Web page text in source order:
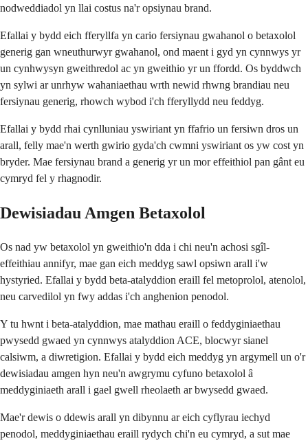
nodweddiadol yn llai costus na'r opsiynau brand.
Efallai y bydd eich fferyllfa yn cario fersiynau gwahanol o betaxolol
generig gan wneuthurwyr gwahanol, ond maent i gyd yn cynnwys yr
un cynhwysyn gweithredol ac yn gweithio yr un ffordd. Os byddwch
yn sylwi ar unrhyw wahaniaethau wrth newid rhwng brandiau neu
fersiynau generig, rhowch wybod i'ch fferyllydd neu feddyg.
Efallai y bydd rhai cynlluniau yswiriant yn ffafrio un fersiwn dros un
arall, felly mae'n werth gwirio gyda'ch cwmni yswiriant os yw cost yn
bryder. Mae fersiynau brand a generig yr un mor effeithiol pan gânt eu
cymryd fel y rhagnodir.
Dewisiadau Amgen Betaxolol
Os nad yw betaxolol yn gweithio'n dda i chi neu'n achosi sgîl-
effeithiau annifyr, mae gan eich meddyg sawl opsiwn arall i'w
hystyried. Efallai y bydd beta-atalyddion eraill fel metoprolol, atenolol,
neu carvedilol yn fwy addas i'ch anghenion penodol.
Y tu hwnt i beta-atalyddion, mae mathau eraill o feddyginiaethau
pwysedd gwaed yn cynnwys atalyddion ACE, blocwyr sianel
calsiwm, a diwretigion. Efallai y bydd eich meddyg yn argymell un o'r
dewisiadau amgen hyn neu'n awgrymu cyfuno betaxolol â
meddyginiaeth arall i gael gwell rheolaeth ar bwysedd gwaed.
Mae'r dewis o ddewis arall yn dibynnu ar eich cyflyrau iechyd
penodol, meddyginiaethau eraill rydych chi'n eu cymryd, a sut mae